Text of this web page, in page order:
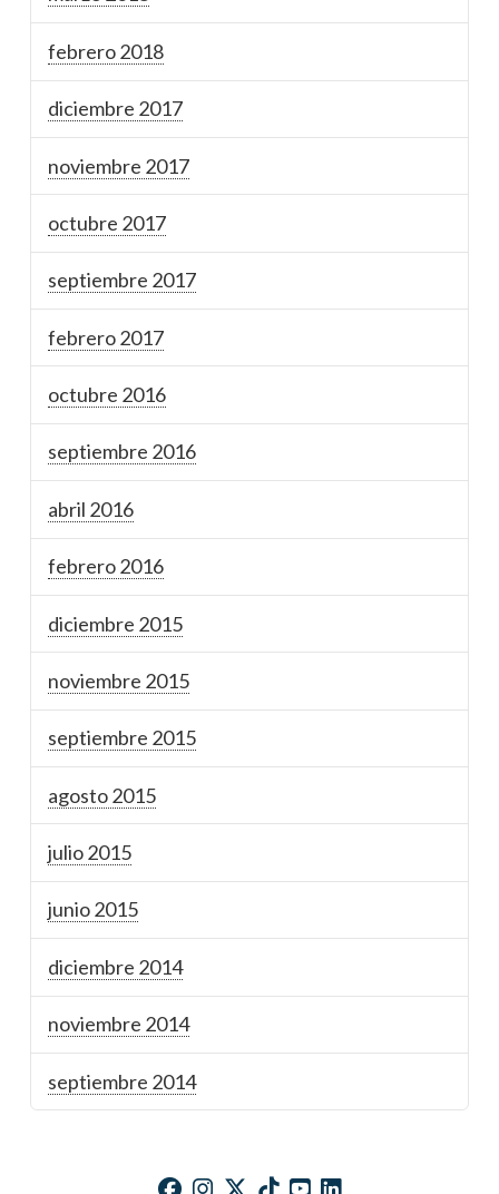
febrero 2018
diciembre 2017
noviembre 2017
octubre 2017
septiembre 2017
febrero 2017
octubre 2016
septiembre 2016
abril 2016
febrero 2016
diciembre 2015
noviembre 2015
septiembre 2015
agosto 2015
julio 2015
junio 2015
diciembre 2014
noviembre 2014
septiembre 2014